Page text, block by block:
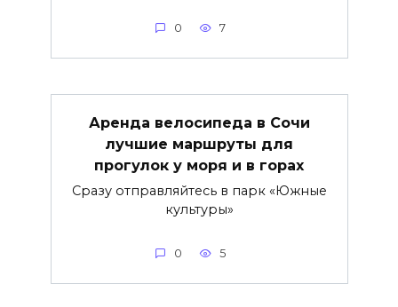
0 7
Аренда велосипеда в Сочи
лучшие маршруты для
прогулок у моря и в горах
Сразу отправляйтесь в парк «Южные
культуры»
0 5